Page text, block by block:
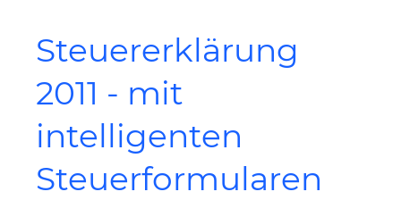
Steuererklärung
2011 - mit
intelligenten
Steuerformularen